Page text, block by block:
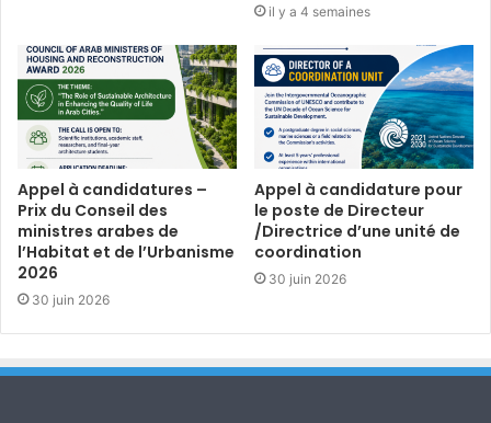
il y a 4 semaines
Appel à candidatures –
Prix du Conseil des
ministres arabes de
l’Habitat et de l’Urbanisme
2026
30 juin 2026
Appel à candidature pour
le poste de Directeur
/Directrice d’une unité de
coordination
30 juin 2026